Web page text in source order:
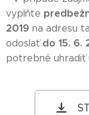
vyplňte
2019 na adresu
odoslať do 15. 6.
potrebné uhradiť